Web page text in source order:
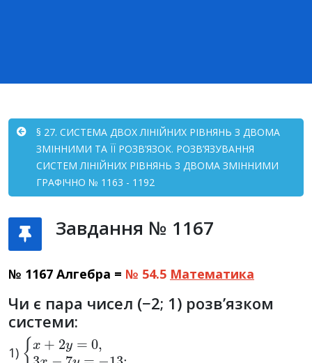
§ 27. СИСТЕМА ДВОХ ЛІНІЙНИХ РІВНЯНЬ З ДВОМА
ЗМІННИМИ ТА ЇЇ РОЗВ’ЯЗОК. РОЗВ’ЯЗУВАННЯ
СИСТЕМ ЛІНІЙНИХ РІВНЯНЬ З ДВОМА ЗМІННИМИ
ГРАФІЧНО № 1163 - 1192
Завдання № 1167
№ 1167 Алгебра = № 54.5 Математика
Чи є пара чисел (−2; 1) розв’язком
системи:
1) {x+ 2y =0 ,3 x−